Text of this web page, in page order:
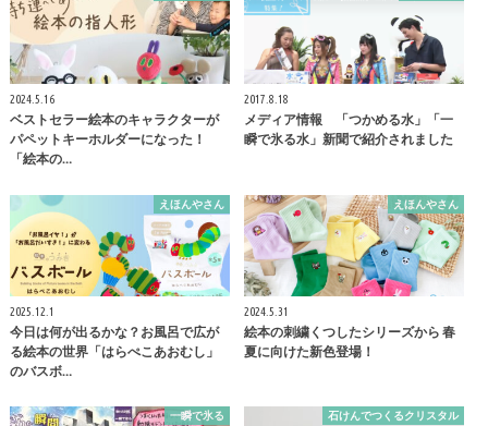
2024.5.16
ベストセラー絵本のキャラクターが
パペットキーホルダーになった！
「絵本の…
2017.8.18
メディア情報 「つかめる水」「一
瞬で氷る水」新聞で紹介されました
えほんやさん
2025.12.1
今日は何が出るかな？お風呂で広が
る絵本の世界「はらぺこあおむし」
のバスボ…
えほんやさん
2024.5.31
絵本の刺繍くつしたシリーズから 春
夏に向けた新色登場！
一瞬で氷る 石けんでつくるクリスタル